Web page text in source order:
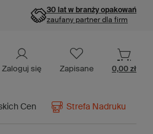
30 lat w branży opakowań
zaufany partner dla firm
Zaloguj się Zapisane 0,00 zł
Cen Strefa Nadruku